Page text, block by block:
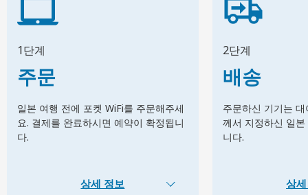
1단계
주문
일본 여행 전에 포켓 WiFi를 주문해주세
요. 결제를 완료하시면 예약이 확정됩니
다.
상세 정보
2단계
배송
주문하신 기기는
께서 지정하신 일
니다.
상